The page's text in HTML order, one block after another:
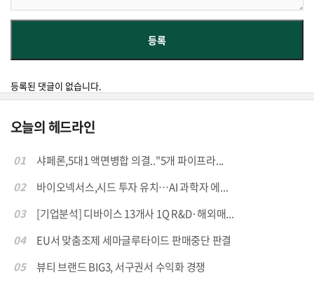
등록된 댓글이 없습니다.
오늘의 헤드라인
01
샤페론,5대1 액면병합 의결.."5개 파이프라...
02
바이오넥서스,시드 투자 유치…AI 과학자 에...
03
[기업분석] 디바이스 13개사 1Q R&D·해외매...
04
EU서 맞춤조제 세마글루타이드 판매중단 판결
05
뷰티 브랜드 BIG3, 서구권서 수익화 경쟁